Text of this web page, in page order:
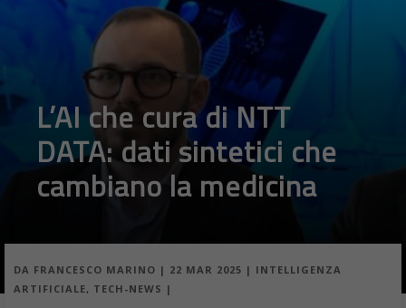
L’AI che cura di NTT
DATA: dati sintetici che
cambiano la medicina
DA FRANCESCO MARINO | 22 MAR 2025 | INTELLIGENZA
ARTIFICIALE, TECH-NEWS |